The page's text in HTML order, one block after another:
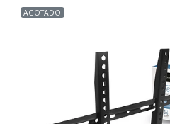
AGOTADO